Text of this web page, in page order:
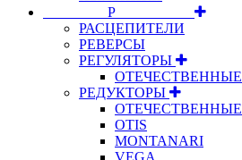
⠀⠀⠀⠀⠀⠀Р⠀⠀⠀⠀⠀⠀⠀
РАСЦЕПИТЕЛИ
РЕВЕРСЫ
РЕГУЛЯТОРЫ
ОТЕЧЕСТВЕННЫЕ
РЕДУКТОРЫ
ОТЕЧЕСТВЕННЫЕ
OTIS
MONTANARI
VEGA